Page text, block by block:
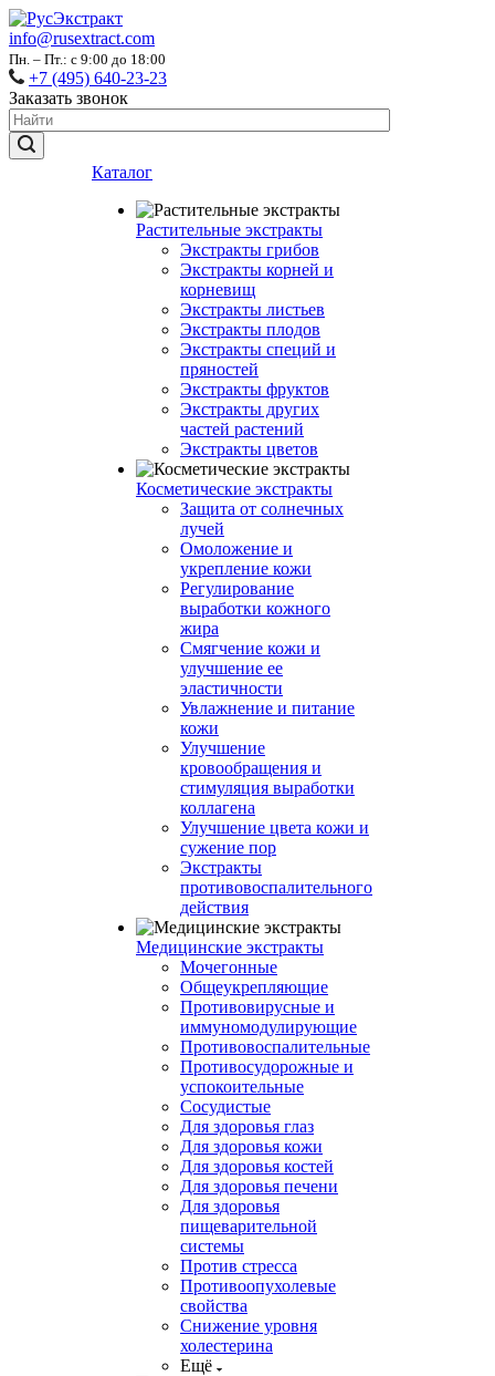
info@rusextract.com
Пн. – Пт.: с 9:00 до 18:00
+7 (495) 640-23-23
Заказать звонок
Каталог
Растительные экстракты
Экстракты грибов
Экстракты корней и
корневищ
Экстракты листьев
Экстракты плодов
Экстракты специй и
пряностей
Экстракты фруктов
Экстракты других
частей растений
Экстракты цветов
Косметические экстракты
Защита от солнечных
лучей
Омоложение и
укрепление кожи
Регулирование
выработки кожного
жира
Смягчение кожи и
улучшение ее
эластичности
Увлажнение и питание
кожи
Улучшение
кровообращения и
стимуляция выработки
коллагена
Улучшение цвета кожи и
сужение пор
Экстракты
противовоспалительного
действия
Медицинские экстракты
Мочегонные
Общеукрепляющие
Противовирусные и
иммуномодулирующие
Противовоспалительные
Противосудорожные и
успокоительные
Сосудистые
Для здоровья глаз
Для здоровья кожи
Для здоровья костей
Для здоровья печени
Для здоровья
пищеварительной
системы
Против стресса
Противоопухолевые
свойства
Снижение уровня
холестерина
Ещё